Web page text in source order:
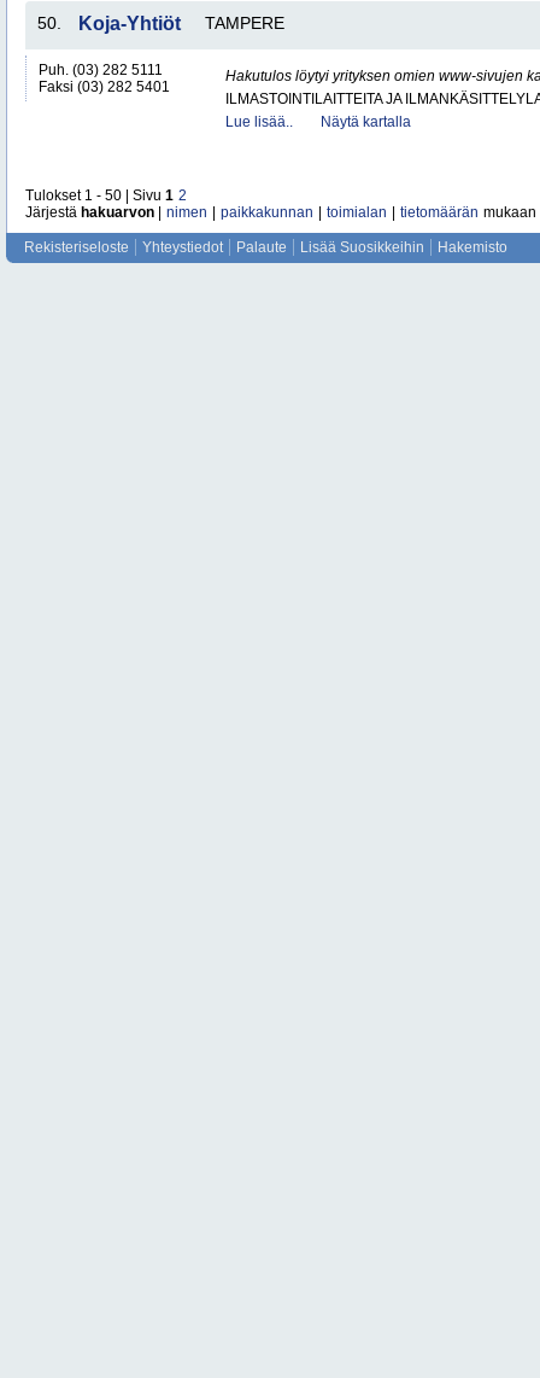
50. Koja-Yhtiöt TAMPERE
Puh. (03) 282 5111
Faksi (03) 282 5401
Hakutulos löytyi yrityksen omien www-sivujen
ILMASTOINTILAITTEITA JA
Lue lisää..
Näytä kartalla
Tulokset 1 - 50 | Sivu 1 2
Järjestä hakuarvon nimen paikkakunnan toimialan tietomäärän mukaan
Rekisteriseloste Yhteystiedot Palaute Lisää Suosikkeihin Hakemisto